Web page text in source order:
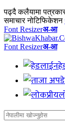
पढ्दै कलैयामा
समाचार नोटिफिकेशन
Font Resizerअ-आ
Font Resizerअ-आ